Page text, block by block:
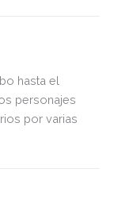
nacional que
hasta el
personajes
por varias